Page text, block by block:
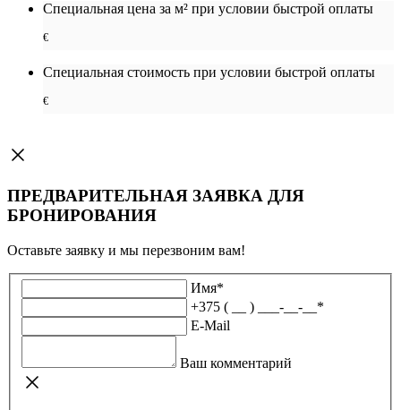
Специальная цена за м² при условии быстрой оплаты
€
Специальная cтоимость при условии быстрой оплаты
€
ПРЕДВАРИТЕЛЬНАЯ ЗАЯВКА ДЛЯ
БРОНИРОВАНИЯ
Оставьте заявку и мы перезвоним вам!
Имя*
+375 ( __ ) ___-__-__ *
E-Mail
Ваш комментарий